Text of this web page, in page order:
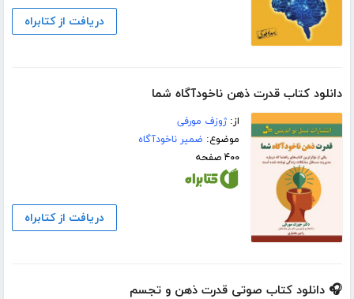
دریافت از کتابراه
دانلود کتاب قدرت ذهن ناخودآگاه شما
از:ژوزف مورفی
موضوع: ضمیر ناخودآگاه
۴۰۰ صفحه
دریافت از کتابراه
🎧 دانلود کتاب صوتی قدرت ذهن و تجسم